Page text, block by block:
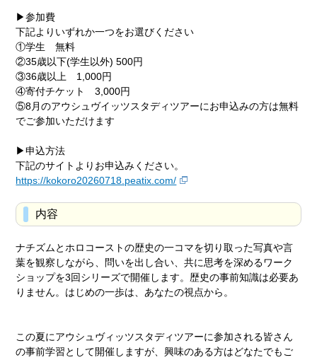
▶参加費
下記よりいずれか一つをお選びください
①学生 無料
②35歳以下(学生以外) 500円
③36歳以上 1,000円
④寄付チケット 3,000円
⑤8月のアウシュヴイッツスタディツアーにお申込みの方は無料
でご参加いただけます
▶申込方法
下記のサイトよりお申込みください。
https://kokoro20260718.peatix.com/
内容
ナチズムとホロコーストの歴史の一コマを切り取った写真や言
葉を観察しながら、問いを出し合い、共に思考を深めるワーク
ショップを3回シリーズで開催します。歴史の事前知識は必要あ
りません。はじめの一歩は、あなたの視点から。
この夏にアウシュヴィッツスタディツアーに参加される皆さん
の事前学習として開催しますが、興味のある方はどなたでもご